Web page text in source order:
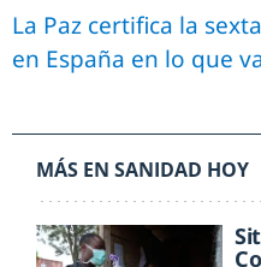
La Paz certifica la
en España en lo que
MÁS EN SANIDAD HOY